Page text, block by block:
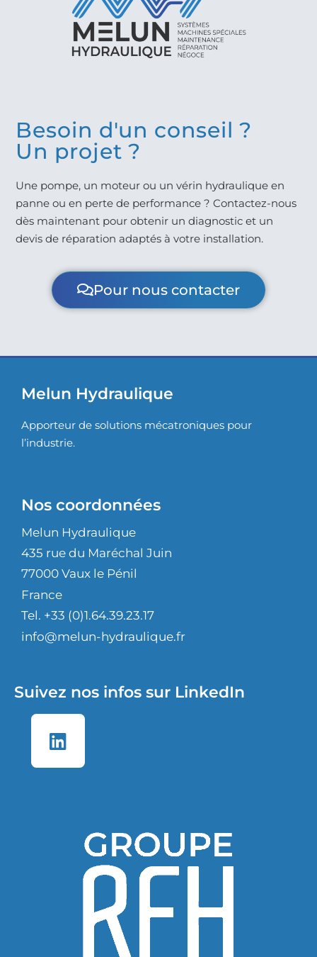
Besoin d'un conseil ?
Un projet ?
Une pompe, un moteur ou un vérin hydraulique en
panne ou en perte de performance ? Contactez-nous
dès maintenant pour obtenir un diagnostic et un
devis de réparation adaptés à votre installation.
Pour nous contacter
Melun Hydraulique
Apporteur de solutions mécatroniques pour
l’industrie.
Nos coordonnées
Melun Hydraulique
435 rue du Maréchal Juin
77000 Vaux le Pénil
France
Tel. +33 (0)1.64.39.23.17
info@melun-hydraulique.fr
Suivez nos infos sur LinkedIn